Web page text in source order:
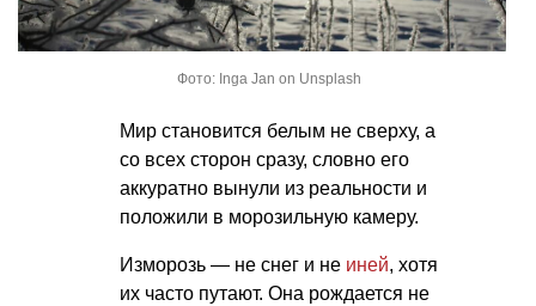
Фото: Inga Jan on Unsplash
Мир становится белым не сверху, а
со всех сторон сразу, словно его
аккуратно вынули из реальности и
положили в морозильную камеру.
Изморозь — не снег и не иней, хотя
их часто путают. Она рождается не